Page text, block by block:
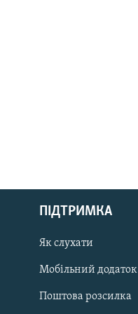
РУС
ДОЛУЧАЙСЯ!
ПІДТРИМКА
Як слухати
Мобільний додаток
Поштова розсилка